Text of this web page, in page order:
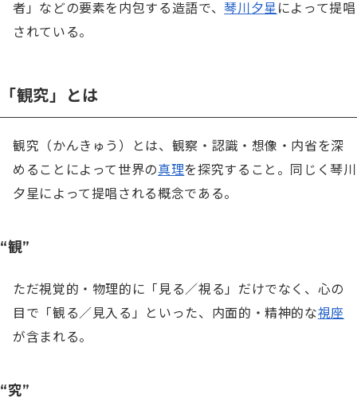
者」などの要素を内包する造語で、琴川夕星 によって提唱
されている。
「観究」とは
観究（かんきゅう）とは、観察・認識・想像・内省を深
めることによって世界の真理を探究すること。同じく琴川
夕星によって提唱される概念である。
“観”
ただ視覚的・物理的に「見る／視る」だけでなく、心の
目で「観る／見入る」といった、内面的・精神的な視座
が含まれる。
“究”